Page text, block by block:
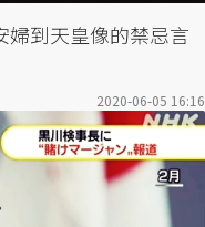
婦到天皇像的禁忌言
2020-06-05 16:16